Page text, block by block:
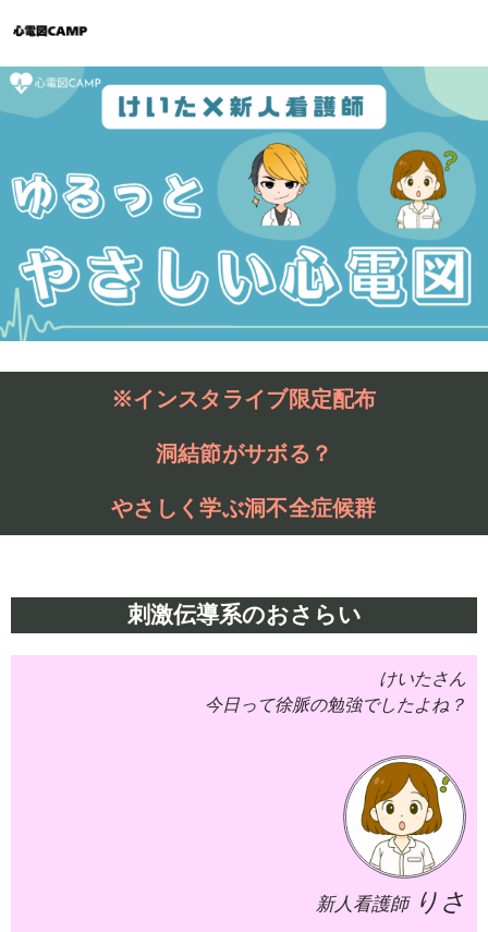
※インスタライブ限定配布
洞結節がサボる？
やさしく学ぶ洞不全症候群
刺激伝導系のおさらい
けいたさん
今日って徐脈の勉強でしたよね？
新人看護師 りさ